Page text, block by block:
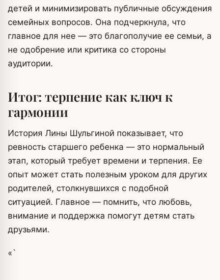
детей и минимизировать публичные обсуждения
семейных вопросов. Она подчеркнула, что
главное для нее — это благополучие ее семьи, а
не одобрение или критика со стороны
аудитории.
Итог: терпение как ключ к
гармонии
История Лины Шульгиной показывает, что
ревность старшего ребенка — это нормальный
этап, который требует времени и терпения. Ее
опыт может стать полезным уроком для других
родителей, столкнувшихся с подобной
ситуацией. Главное — помнить, что любовь,
внимание и поддержка помогут детям стать
друзьями.
«`